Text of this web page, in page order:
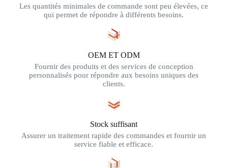
Les quantités minimales de commande sont peu élevées, ce
qui permet de répondre à différents besoins.
OEM ET ODM
Fournir des produits et des services de conception
personnalisés pour répondre aux besoins uniques des
clients.
Stock suffisant
Assurer un traitement rapide des commandes et fournir un
service fiable et efficace.